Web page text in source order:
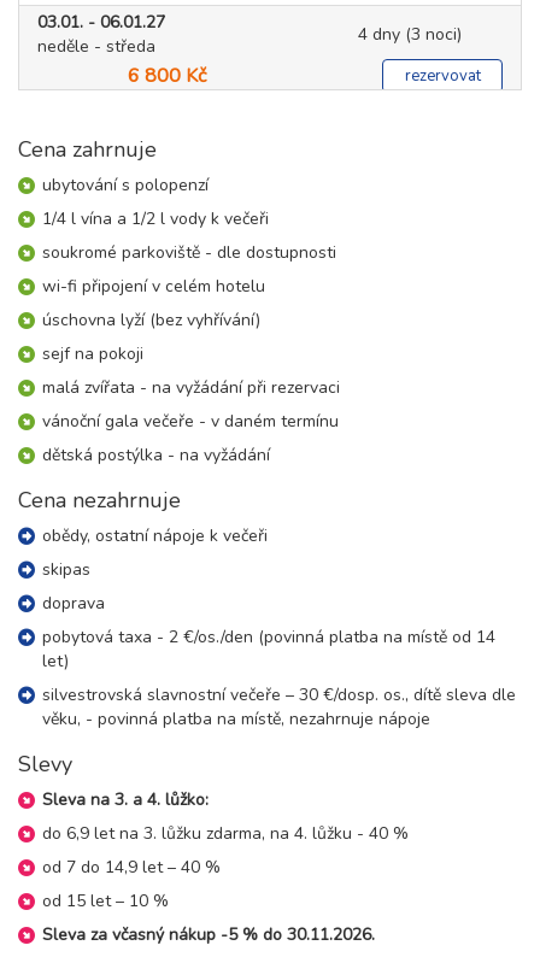
03.01. - 06.01.27
neděle - středa
4 dny (3 noci)
6 800 Kč rezervovat
neděle - čtvrtek
9 000 Kč
07.01. - 10.01.27
čtvrtek - neděle
4 900 Kč
10.01. - 14.01.27
neděle - čtvrtek
6 400 Kč
10.01. - 17.01.27
neděle - neděle
11 300 Kč
14.01. - 17.01.27
čtvrtek - neděle
4 900 Kč
17.01. - 21.01.27
neděle - čtvrtek
6 400 Kč rezervovat
17.01. - 24.01.27
neděle - neděle
8 dní (7 nocí)
11 300 Kč rezervovat
21.01. - 24.01.27
čtvrtek - neděle
24.01. - 28.01.27
neděle - čtvrtek
6 400 Kč
24.01. - 31.01.27
Cena zahrnuje
ubytování s polopenzí
1/4 l vína a 1/2 l vody k večeři
soukromé parkoviště - dle dostupnosti
wi-fi připojení v celém hotelu
úschovna lyží (bez vyhřívání)
sejf na pokoji
malá zvířata - na vyžádání při rezervaci
vánoční gala večeře - v daném termínu
dětská postýlka - na vyžádání
Cena nezahrnuje
obědy, ostatní nápoje k večeři
skipas
doprava
pobytová taxa - 2 €/os./den (povinná platba na místě od 14
let)
silvestrovská slavnostní večeře – 30 €/dosp. os., dítě sleva dle
věku, - povinná platba na místě, nezahrnuje nápoje
Slevy
Sleva na 3. a 4. lůžko:
do 6,9 let na 3. lůžku zdarma, na 4. lůžku - 40 %
od 7 do 14,9 let – 40 %
od 15 let – 10 %
Sleva za včasný nákup -5 % do 30.11.2026.